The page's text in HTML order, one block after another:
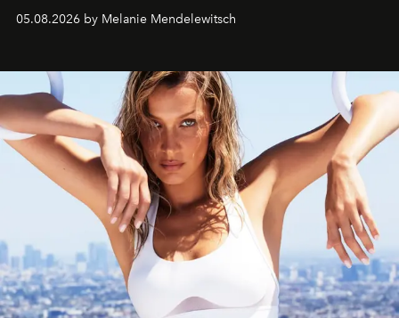
de vivre Romain dans toute son élégance intemporelle.
05.08.2026 by Melanie Mendelewitsch